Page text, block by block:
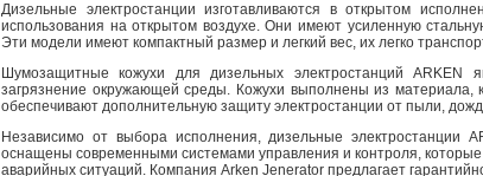
Дизельные электростанции изготавливаются в открытом
использования на открытом воздухе. Они имеют усиленную
Эти модели имеют компактный размер и легкий вес, их легко
Шумозащитные кожухи для дизельных электростанций ARKEN
загрязнение окружающей среды. Кожухи выполнены из материала,
обеспечивают дополнительную защиту электростанции от пыли,
Независимо от выбора исполнения, дизельные электростанции
оснащены современными системами управления и контроля, которые
аварийных ситуаций. Компания Arken Jenerator предлагает